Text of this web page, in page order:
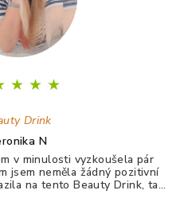
★ ★ ★
Drink
N
v minulosti vyzkoušela pár
jsem neměla žádný pozitivní
na tento Beauty Drink, tak